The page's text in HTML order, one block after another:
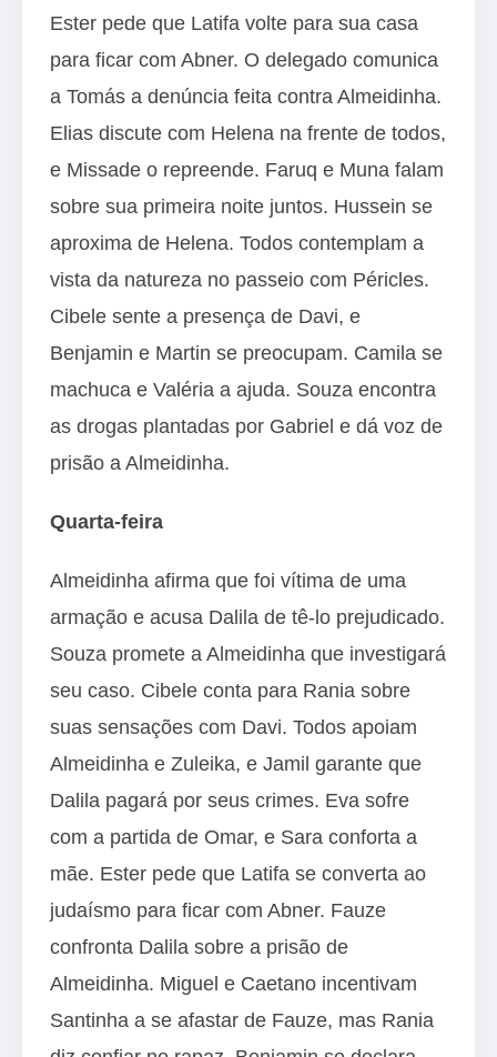
Ester pede que Latifa volte para sua casa
para ficar com Abner. O delegado comunica
a Tomás a denúncia feita contra Almeidinha.
Elias discute com Helena na frente de todos,
e Missade o repreende. Faruq e Muna falam
sobre sua primeira noite juntos. Hussein se
aproxima de Helena. Todos contemplam a
vista da natureza no passeio com Péricles.
Cibele sente a presença de Davi, e
Benjamin e Martin se preocupam. Camila se
machuca e Valéria a ajuda. Souza encontra
as drogas plantadas por Gabriel e dá voz de
prisão a Almeidinha.
Quarta-feira
Almeidinha afirma que foi vítima de uma
armação e acusa Dalila de tê-lo prejudicado.
Souza promete a Almeidinha que investigará
seu caso. Cibele conta para Rania sobre
suas sensações com Davi. Todos apoiam
Almeidinha e Zuleika, e Jamil garante que
Dalila pagará por seus crimes. Eva sofre
com a partida de Omar, e Sara conforta a
mãe. Ester pede que Latifa se converta ao
judaísmo para ficar com Abner. Fauze
confronta Dalila sobre a prisão de
Almeidinha. Miguel e Caetano incentivam
Santinha a se afastar de Fauze, mas Rania